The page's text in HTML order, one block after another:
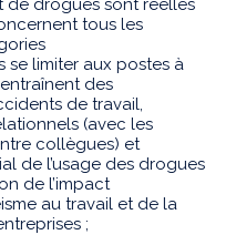
de drogues sont réelles
tous les
se limiter aux postes à
des
de travail,
(avec les
collègues) et
de l’usage des drogues
de l’impact
au travail et de la
;